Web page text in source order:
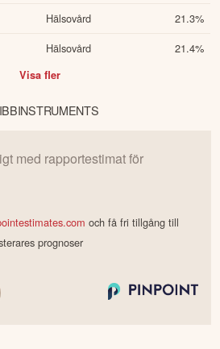
Hälsovård 21.3%
Hälsovård 21.4%
Visa fler
med rapportestimat för
och få fri tillgång till
prognoser